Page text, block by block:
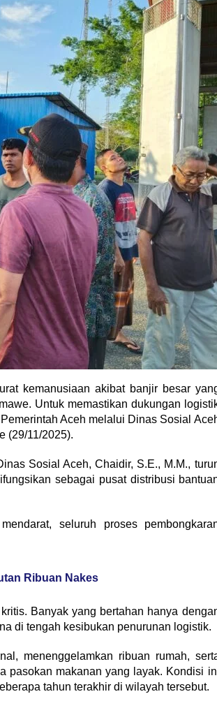
kemanusiaan akibat banjir besar
Untuk memastikan dukungan
Aceh melalui Dinas Sosial
(29/11/2025).
Sosial Aceh, Chaidir, S.E., M.M.,
sebagai pusat distribusi
seluruh proses
Ribuan Nakes
Banyak yang bertahan hanya
di tengah kesibukan penurunan logistik.
menenggelamkan ribuan rumah,
pasokan makanan yang layak. Kondisi
tahun terakhir di wilayah tersebut.